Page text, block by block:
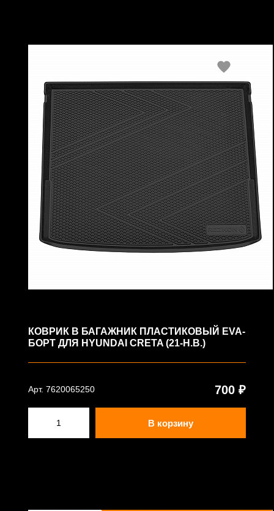
КОВРИК В БАГАЖНИК ПЛАСТИКОВЫЙ EVA-
БОРТ ДЛЯ HYUNDAI CRETA (21-Н.В.)
Арт. 7620065250 700 ₽
В корзину